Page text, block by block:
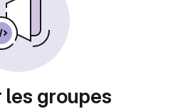
les groupes